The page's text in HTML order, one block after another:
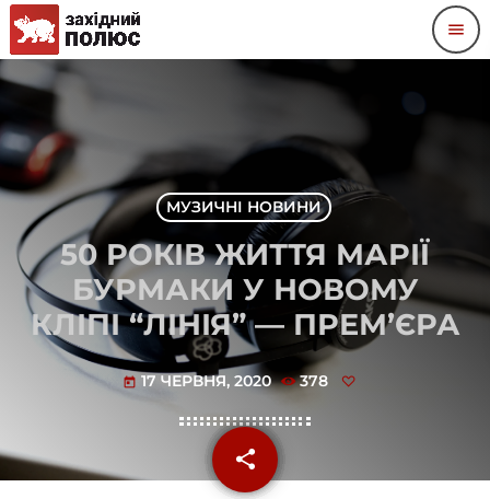
menu
МУЗИЧНІ НОВИНИ
50 РОКІВ ЖИТТЯ МАРІЇ
БУРМАКИ У НОВОМУ
КЛІПІ “ЛІНІЯ” — ПРЕМ’ЄРА
today 17 ЧЕРВНЯ, 2020 378
share
email